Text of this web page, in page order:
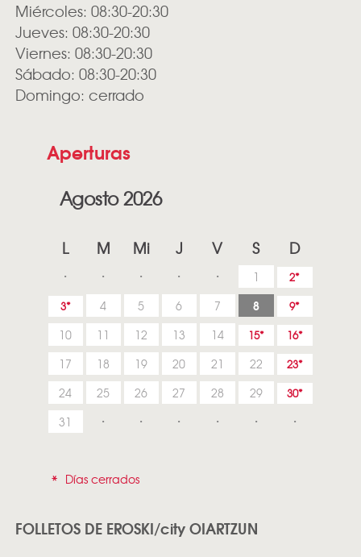
Miércoles: 08:30-20:30
Jueves: 08:30-20:30
Viernes: 08:30-20:30
Sábado: 08:30-20:30
Domingo: cerrado
Aperturas
Agosto 2026
L M Mi J V S D
1
2
3
4 5 6 7 8 9
10 11 12 13 14 15 16
17 18 19 20 21 22 23
24 25 26 27 28 29 30
31
* Días cerrados
FOLLETOS DE EROSKI/city OIARTZUN